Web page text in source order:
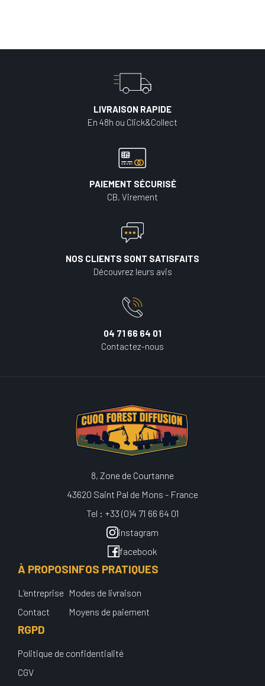
LIVRAISON RAPIDE
En 48h ou Click&Collect
PAIEMENT SÉCURISÉ
CB, Virement
NOS CLIENTS SONT SATISFAITS
Découvrez leurs avis
04 71 66 64 01
Contactez-nous
8, Zone de Courtanne
43620 Saint Pal de Mons - France
Tel : +33 (0)4 71 66 64 01
instagram
facebook
À PROPOS
L'entreprise
Contact
INFOS PRATIQUES
Modes de livraison
Moyens de paiement
RGPD
Politique de confidentialité
CGV